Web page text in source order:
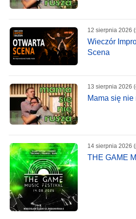
12 sierpnia 2026
Wieczór
Scena
13 sierpnia 2026
Mama się nie
14 sierpnia 2026
THE GAME